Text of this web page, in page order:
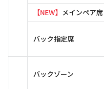
【NEW】 メインペア席
バック指定席
バックゾーン